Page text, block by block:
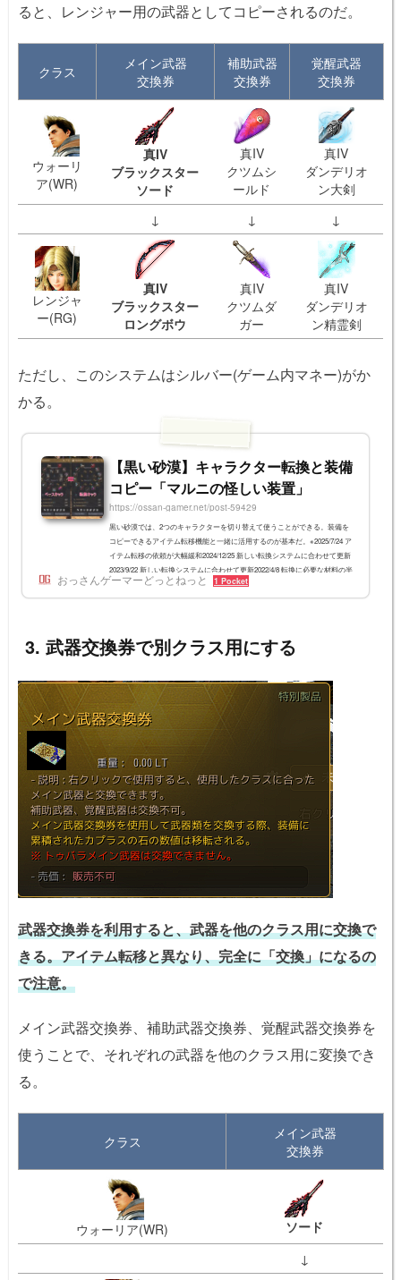
ると、レンジャー用の武器としてコピーされるのだ。
クラス
メイン武器
交換券
補助武器
交換券
覚醒武器
交換券
ウォーリ
ア(WR)
真IV
ブラックスター
ソード
真IV
クツムシ
ールド
真IV
ダンデリオ
ン大剣
↓
↓ ↓
レンジャ
ー(RG)
真IV
ブラックスター
ロングボウ
真IV
クツムダ
ガー
真IV
ダンデリオ
ン精霊剣
ただし、このシステムはシルバー(ゲーム内マネー)がか
かる。
【黒い砂漠】キャラクター転換と装備
コピー「マルニの怪しい装置」
https://ossan-gamer.net/post-59429
黒い砂漠では、2つのキャラクターを切り替えて使うことができる。装備を
コピーできるアイテム転移機能と一緒に活用するのが基本だ。※2025/7/24 ア
イテム転移の依頼が大幅緩和2024/12/25 新しい転換システムに合わせて更新
2023/9/22 新しい転換システムに合わせて更新2022/4/8 転換に必要な材料の半
減について追記2021/3/24 PvPなどの注意点を修正2021/3/23 全体的に書き直
し12/9 アップデートの変更を適用2020/9/18 9/17アプデの変更を適用キャラ
おっさんゲーマーどっとねっと 1 Pocket
3. 武器交換券で別クラス用にする
武器交換券を利用すると、武器を他のクラス用に交換で
きる。アイテム転移と異なり、完全に「交換」になるの
で注意。
メイン武器交換券、補助武器交換券、覚醒武器交換券を
使うことで、それぞれの武器を他のクラス用に変換でき
る。
クラス
メイン武器
交換券
ウォーリア(WR)
ソード
↓